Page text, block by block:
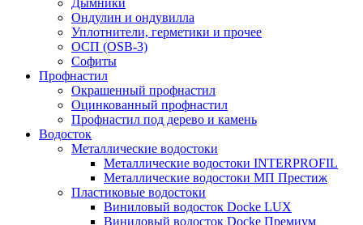
Дымники
Ондулин и ондувилла
Уплотнители, герметики и прочее
ОСП (OSB-3)
Софиты
Профнастил
Окрашенный профнастил
Оцинкованный профнастил
Профнастил под дерево и камень
Водосток
Металлические водостоки
Металлические водостоки INTERPROFIL
Металлические водостоки МП Престиж
Пластиковые водостоки
Виниловый водосток Docke LUX
Виниловый водосток Docke Премиум